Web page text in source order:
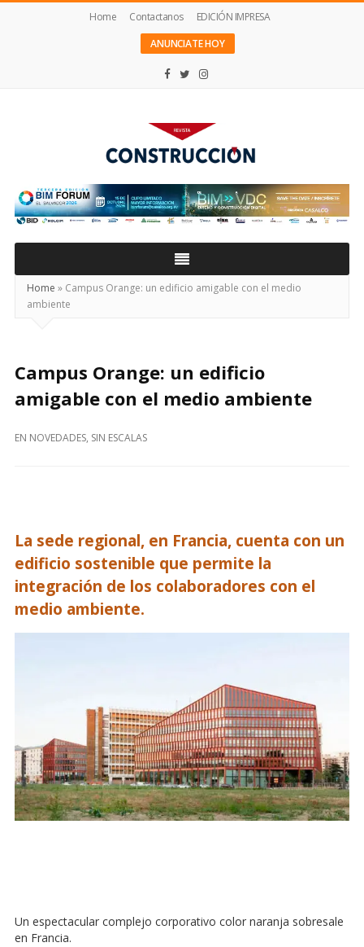
Home Contactanos
EDICIÓN IMPRESA
ANUNCIATE HOY
Construcción
Home » Campus Orange: un edificio amigable con el medio
ambiente
Campus Orange: un edificio
amigable con el medio ambiente
EN NOVEDADES, SIN ESCALAS
La sede regional, en Francia, cuenta con un
edificio sostenible que permite la
integración de los colaboradores con el
medio ambiente.
Un espectacular complejo corporativo color naranja sobresale
en Francia.